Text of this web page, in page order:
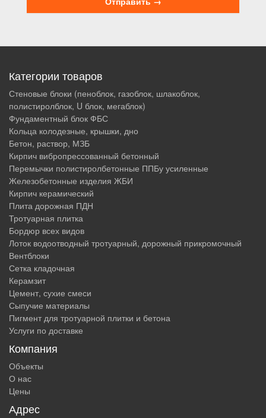
Категории товаров
Стеновые блоки (пеноблок, газоблок, шлакоблок,
полистиролблок, U блок, мегаблок)
Фундаментный блок ФБС
Кольца колодезные, крышки, дно
Бетон, раствор, МЗБ
Кирпич вибропрессованный бетонный
Перемычки полистиролбетонные ППБу усиленные
Железобетонные изделия ЖБИ
Кирпич керамический
Плита дорожная ПДН
Тротуарная плитка
Бордюр всех видов
Лоток водоотводный тротуарный, дорожный прикромочный
Вентблоки
Сетка кладочная
Керамзит
Цемент, сухие смеси
Сыпучие материалы
Пигмент для тротуарной плитки и бетона
Услуги по доставке
Компания
Объекты
О нас
Цены
Адрес